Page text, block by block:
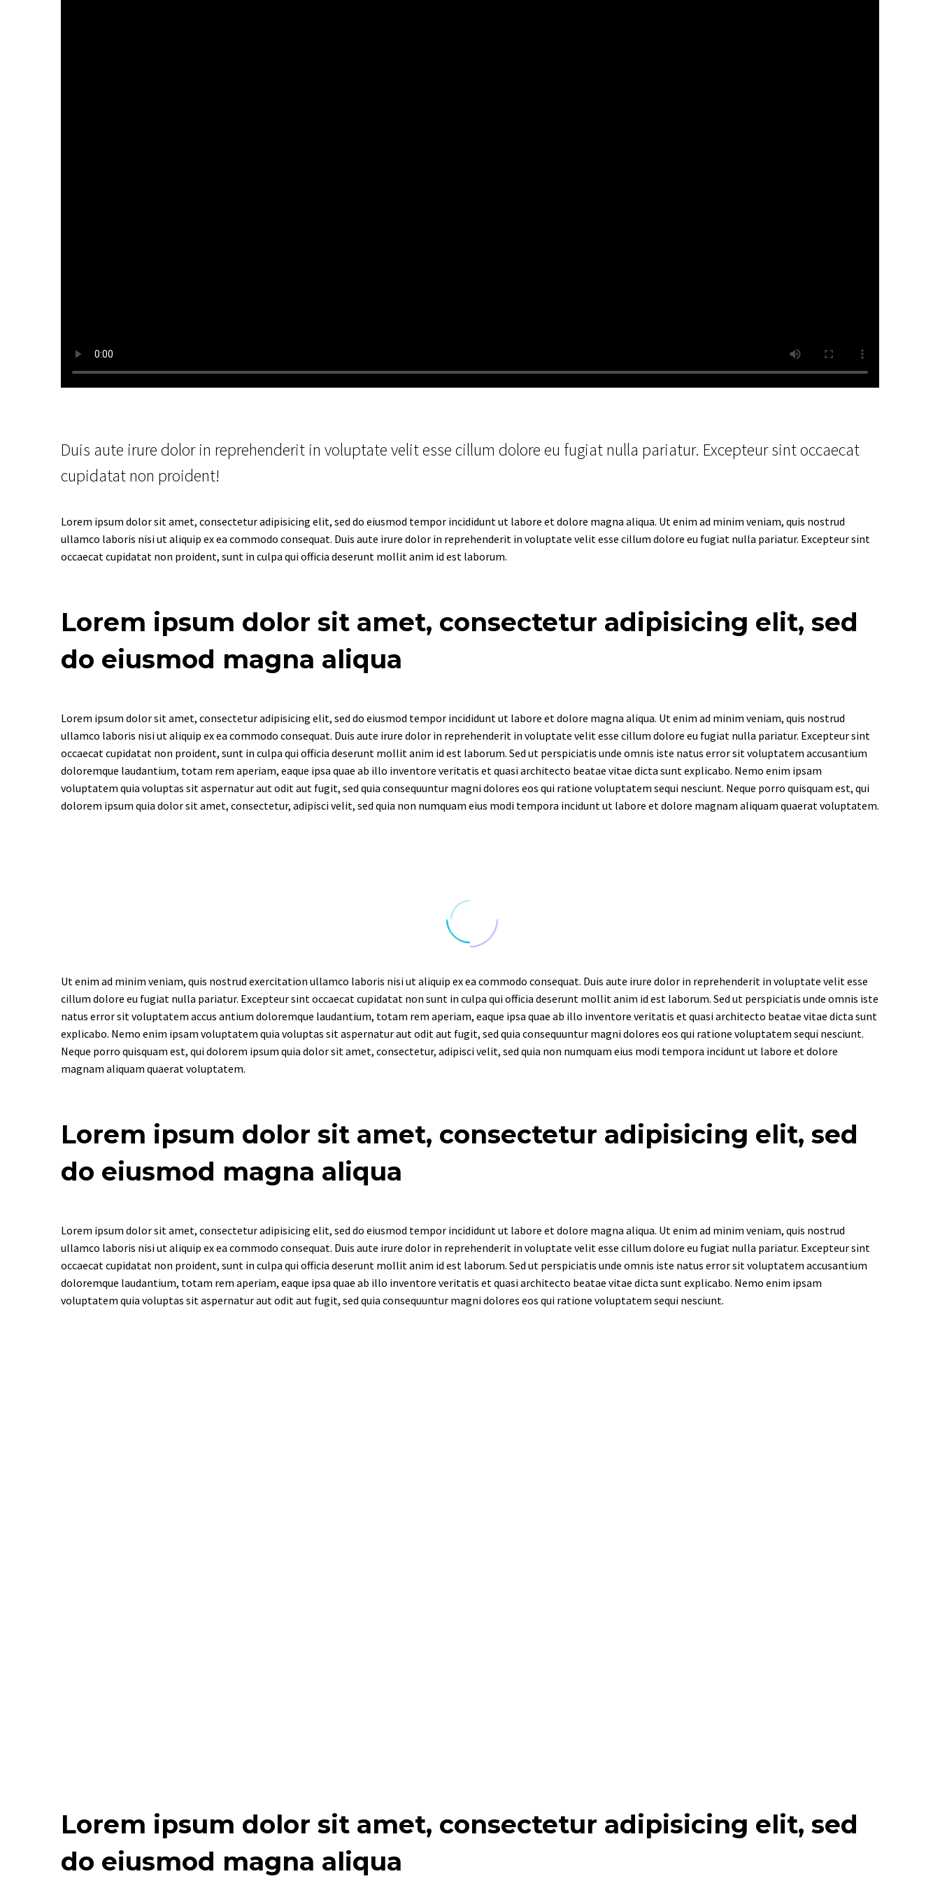
Duis aute irure dolor in reprehenderit in voluptate velit esse cillum dolore eu fugiat nulla pariatur. Excepteur sint occaecat
cupidatat non proident!
Lorem ipsum dolor sit amet, consectetur adipisicing elit, sed do eiusmod tempor incididunt ut labore et dolore magna aliqua. Ut enim ad minim veniam, quis nostrud
ullamco laboris nisi ut aliquip ex ea commodo consequat. Duis aute irure dolor in reprehenderit in voluptate velit esse cillum dolore eu fugiat nulla pariatur. Excepteur sint
occaecat cupidatat non proident, sunt in culpa qui officia deserunt mollit anim id est laborum.
Lorem ipsum dolor sit amet, consectetur adipisicing elit, sed
do eiusmod magna aliqua
Lorem ipsum dolor sit amet, consectetur adipisicing elit, sed do eiusmod tempor incididunt ut labore et dolore magna aliqua. Ut enim ad minim veniam, quis nostrud
ullamco laboris nisi ut aliquip ex ea commodo consequat. Duis aute irure dolor in reprehenderit in voluptate velit esse cillum dolore eu fugiat nulla pariatur. Excepteur sint
occaecat cupidatat non proident, sunt in culpa qui officia deserunt mollit anim id est laborum. Sed ut perspiciatis unde omnis iste natus error sit voluptatem accusantium
doloremque laudantium, totam rem aperiam, eaque ipsa quae ab illo inventore veritatis et quasi architecto beatae vitae dicta sunt explicabo. Nemo enim ipsam
voluptatem quia voluptas sit aspernatur aut odit aut fugit, sed quia consequuntur magni dolores eos qui ratione voluptatem sequi nesciunt. Neque porro quisquam est, qui
dolorem ipsum quia dolor sit amet, consectetur, adipisci velit, sed quia non numquam eius modi tempora incidunt ut labore et dolore magnam aliquam quaerat voluptatem.
Ut enim ad minim veniam, quis nostrud exercitation ullamco laboris nisi ut aliquip ex ea commodo consequat. Duis aute irure dolor in reprehenderit in voluptate velit esse
cillum dolore eu fugiat nulla pariatur. Excepteur sint occaecat cupidatat non sunt in culpa qui officia deserunt mollit anim id est laborum. Sed ut perspiciatis unde omnis iste
natus error sit voluptatem accus antium doloremque laudantium, totam rem aperiam, eaque ipsa quae ab illo inventore veritatis et quasi architecto beatae vitae dicta sunt
explicabo. Nemo enim ipsam voluptatem quia voluptas sit aspernatur aut odit aut fugit, sed quia consequuntur magni dolores eos qui ratione voluptatem sequi nesciunt.
Neque porro quisquam est, qui dolorem ipsum quia dolor sit amet, consectetur, adipisci velit, sed quia non numquam eius modi tempora incidunt ut labore et dolore
magnam aliquam quaerat voluptatem.
Lorem ipsum dolor sit amet, consectetur adipisicing elit, sed
do eiusmod magna aliqua
Lorem ipsum dolor sit amet, consectetur adipisicing elit, sed do eiusmod tempor incididunt ut labore et dolore magna aliqua. Ut enim ad minim veniam, quis nostrud
ullamco laboris nisi ut aliquip ex ea commodo consequat. Duis aute irure dolor in reprehenderit in voluptate velit esse cillum dolore eu fugiat nulla pariatur. Excepteur sint
occaecat cupidatat non proident, sunt in culpa qui officia deserunt mollit anim id est laborum. Sed ut perspiciatis unde omnis iste natus error sit voluptatem accusantium
doloremque laudantium, totam rem aperiam, eaque ipsa quae ab illo inventore veritatis et quasi architecto beatae vitae dicta sunt explicabo. Nemo enim ipsam
voluptatem quia voluptas sit aspernatur aut odit aut fugit, sed quia consequuntur magni dolores eos qui ratione voluptatem sequi nesciunt.
Lorem ipsum dolor sit amet, consectetur adipisicing elit, sed
do eiusmod magna aliqua